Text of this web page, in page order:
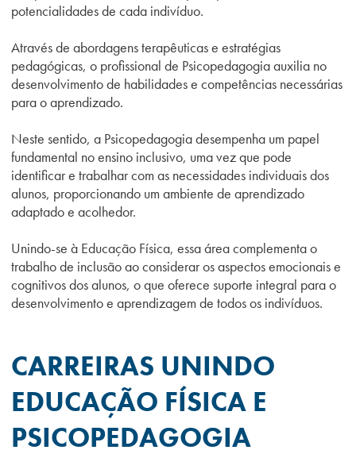
potencialidades de cada indivíduo.
Através de abordagens terapêuticas e estratégias
pedagógicas, o profissional de Psicopedagogia auxilia no
desenvolvimento de habilidades e competências necessárias
para o aprendizado.
Neste sentido, a Psicopedagogia desempenha um papel
fundamental no ensino inclusivo, uma vez que pode
identificar e trabalhar com as necessidades individuais dos
alunos, proporcionando um ambiente de aprendizado
adaptado e acolhedor.
Unindo-se à Educação Física, essa área complementa o
trabalho de inclusão ao considerar os aspectos emocionais e
cognitivos dos alunos, o que oferece suporte integral para o
desenvolvimento e aprendizagem de todos os indivíduos.
CARREIRAS UNINDO
EDUCAÇÃO FÍSICA E
PSICOPEDAGOGIA